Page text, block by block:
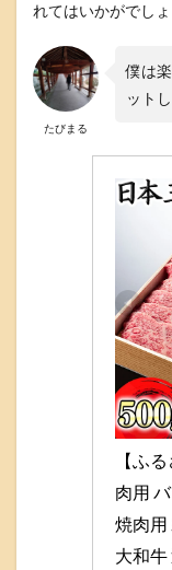
れてはいかがでしょ
たびまる
僕は
ット
【ふ
肉用
焼肉用
大和牛